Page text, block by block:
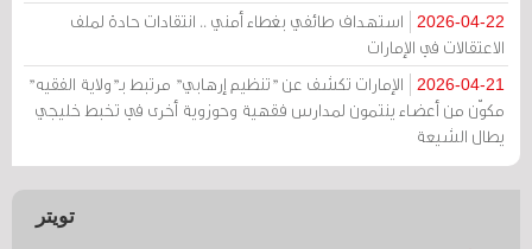
2026-04-22
استهداف طائفي بغطاء أمني .. انتقادات حادة لملف
الاعتقالات في الإمارات
2026-04-21
الإمارات تكشف عن "تنظيم إرهابي" مرتبط بـ"ولاية الفقيه"
مكوّن من أعضاء ينتمون لمدارس فقهية وحوزوية أخرى في تخبط خليجي
يطال الشيعة
تويتر